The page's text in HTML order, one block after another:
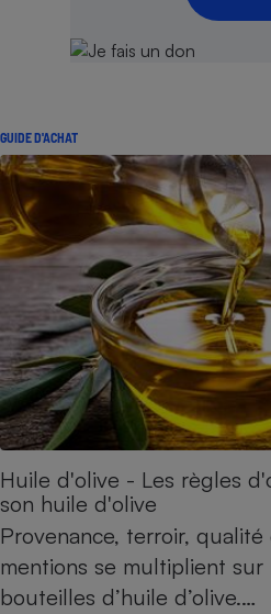
GUIDE D'ACHAT
Huile d'olive - Les règles
son huile d'olive
Provenance, terroir,
mentions se multiplient
bouteilles d’huile d’olive.…